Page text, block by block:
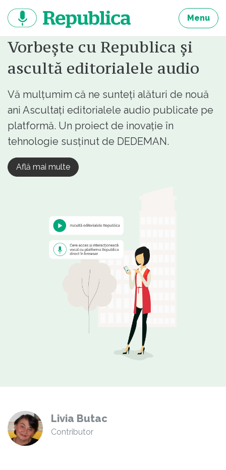
continut
Menu
Vorbește cu Republica și
ascultă editorialele audio
Vă mulțumim că ne sunteți alături de nouă
ani Ascultați editorialele audio publicate pe
platformă. Un proiect de inovație în
tehnologie susținut de DEDEMAN.
Află mai multe
Livia Butac
Contributor